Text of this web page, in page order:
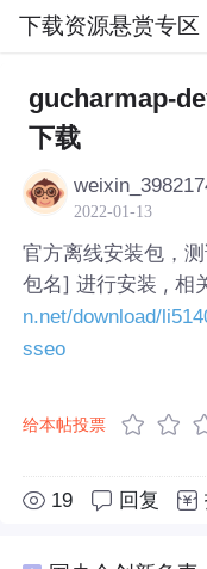
下载资源悬赏专区
下载资源
gucharmap-
下载
2022-01-13
官方离线安装包，
包名] 进行安装 , 相
n.net/download/
sseo
给本帖投票
19 回复